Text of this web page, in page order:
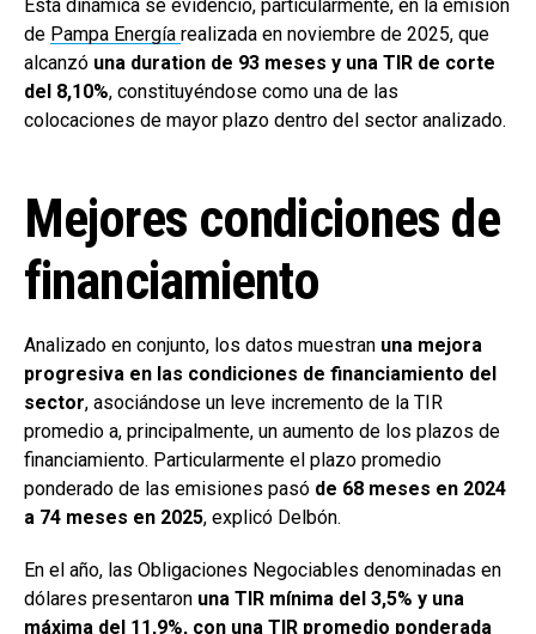
Esta dinámica se evidenció, particularmente, en la emisión
de Pampa Energía realizada en noviembre de 2025, que
alcanzó una duration de 93 meses y una TIR de corte
del 8,10%, constituyéndose como una de las
colocaciones de mayor plazo dentro del sector analizado.
Mejores condiciones de
financiamiento
Analizado en conjunto, los datos muestran una mejora
progresiva en las condiciones de financiamiento del
sector, asociándose un leve incremento de la TIR
promedio a, principalmente, un aumento de los plazos de
financiamiento. Particularmente el plazo promedio
ponderado de las emisiones pasó de 68 meses en 2024
a 74 meses en 2025, explicó Delbón.
En el año, las Obligaciones Negociables denominadas en
dólares presentaron una TIR mínima del 3,5% y una
máxima del 11,9%, con una TIR promedio ponderada